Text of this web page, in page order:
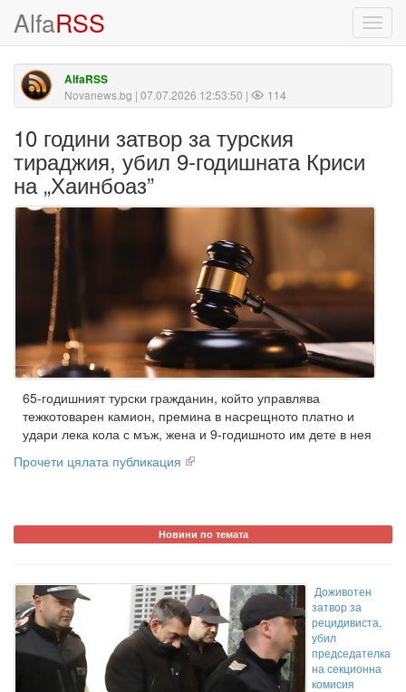
AlfaRSS
AlfaRSS
Novanews.bg | 07.07.2026 12:53:50 | 114
10 години затвор за турския
тираджия, убил 9-годишната Криси
на „Хаинбоаз”
65-годишният турски гражданин, който управлява
тежкотоварен камион, премина в насрещното платно и
удари лека кола с мъж, жена и 9-годишното им дете в нея
Прочети цялата публикация
Новини по темата
Доживотен
затвор за
рецидивиста,
убил
председателка
на секционна
комисия